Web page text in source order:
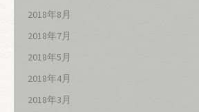
2018年8月
2018年7月
2018年5月
2018年4月
2018年3月